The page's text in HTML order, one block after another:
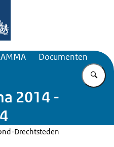
Documenten
2014 -
Drechtsteden